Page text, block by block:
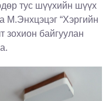
тус шүүхийн шүүх
М.Энхцэцэг “Хэргийн
зохион байгуулан